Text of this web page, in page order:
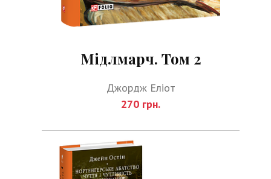
Мідлмарч. Том 2
Джордж Еліот
270 грн.